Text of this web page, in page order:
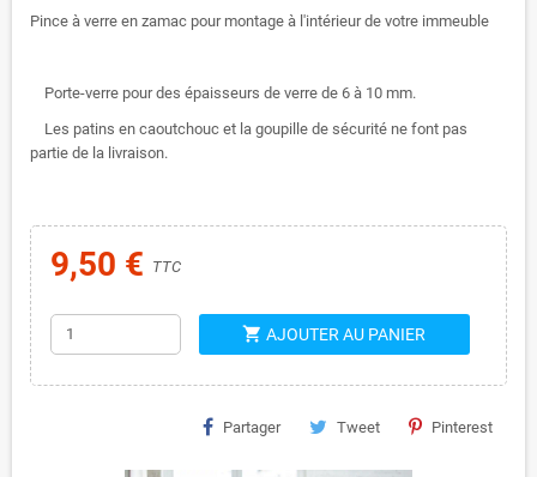
Pince à verre en zamac pour montage à l'intérieur de votre immeuble
Porte-verre pour des épaisseurs de verre de 6 à 10 mm.
Les patins en caoutchouc et la goupille de sécurité ne font pas
partie de la livraison.
9,50 € TTC
shopping_cart AJOUTER AU PANIER
Partager Tweet Pinterest